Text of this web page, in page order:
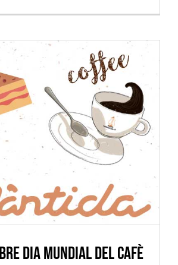
dia mundial del
cafè
dia mundial del cafè